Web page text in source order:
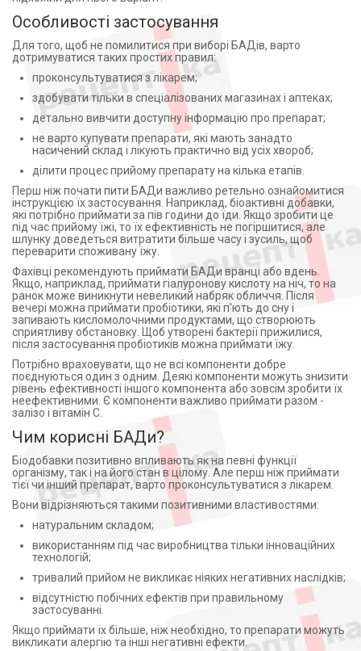
ТОВФармпланета, Україна (2)
АТ"Фармак", Україна (1)
BioMylz Pvt. Ltd., Індія (1)
Эртс Криейшен, США (2)
Валартин (1)
МЕДИКОФАРМА С.А. ПОЛЬША (2)
ГРОВ ФАРМ ООО УКРАИНА КИЕВ (1)
Эвалар (8)
Хелсівей Продакшн, Інк. (10)
БИО ЛАЙТ ООО УКРАИНА ЗАПОРОЖЬЕ (3)
Др. Тайсс Натурварен Гмбх, Німеччина (1)
Green Pharm Cosmetic (1)
НАТУР ПРОДУКТ ФАРМА С.П.ЗО.О ПОЛЬША (2)
ТОВ Здравофарм (5)
ПАТ ХФЗ Червона зірка (4)
ТОВ "Астрафарм", Україна на замовлення ТОВ
"Візус Фарм" (3)
ТОВ "ВІЗУС ФАРМ" (на потужностях ПП"МСК-
МЕД"), Україна (1)
Альбадор ГмбХ, Австрія (1)
ТОВ ФОРСАЖ ПЛЮС, Україна (2)
ТОВ НВО Фітобіотехнології (6)
КРИГЕР ПОЛЬСКА ООО СП ПОЛЬША (1)
СУПРАВИТЦ ЛАЙФСАИНСИЗ ПВТ ЛТД ИНДИЯ (3)
Экосвит-Ойл ООО (1)
Biodeal Pharmaceuticals Private Limited (2)
ПАНАЦЕЯ ХЕРБАЛС ИНДИЯ (1)
Бобокало С.В. ФОП (1)
Фарміа Оі, Фінляндія для Оріон Корпорейшн,
Фінляндія (2)
ТОВ "НВЛ "Фітопродукт"", Україна (1)
Хюбнер Натурарцнайміттель ГмбХ (1)
Корінь алтеї (1)
Корінь валеріани (1)
Корінь лопуха (1)
Кофе зеленый молотый (1)
Коэнзим (3)
Кульбаби коріння (2)
Куркума (1)
Куркумін С3 (1)
Кінський каштан (1)
Лаванда (1)
Лактобактерії (7)
Лактоза (2)
Лактоферин (3)
Ламінарія (2)
Левокарнітин (4)
Лецитин (8)
Лецитин соєвий (2)
Ликопин (1)
Лимонна кислота (3)
Лимонна кислота (1)
Липаза (1)
Листья мяты перечной (1)
Листя брусниці (2)
Листя кропиви (1)
Листя сени (1)
Листя шавлії (1)
Лушпиння насіння подорожника (1)
Лютеїн (5)
Лігнін (1)
Лізин (1)
М'ята (2)
Магния лактат дигидрат (1)
Магния цитрат (3)
Особливості застосування
Для того, щоб не помилитися при виборі БАДів, варто
дотримуватися таких простих правил:
проконсультуватися з лікарем;
здобувати тільки в спеціалізованих магазинах і аптеках;
детально вивчити доступну інформацію про препарат;
не варто купувати препарати, які мають занадто
насичений склад і лікують практично від усіх хвороб;
ділити процес прийому препарату на кілька етапів.
Перш ніж почати пити БАДи важливо ретельно ознайомитися
інструкцією їх застосування. Наприклад, біоактивні добавки,
які потрібно приймати за пів години до їди. Якщо зробити це
під час прийому їжі, то їх ефективність не погіршитися, але
шлунку доведеться витратити більше часу і зусиль, щоб
переварити споживану їжу.
Фахівці рекомендують приймати БАДи вранці або вдень.
Якщо, наприклад, приймати гіалуронову кислоту на ніч, то на
ранок може виникнути невеликий набряк обличчя. Після
вечері можна приймати пробіотики, які п'ють до сну і
запивають кисломолочними продуктами, що створюють
сприятливу обстановку. Щоб утворені бактерії прижилися,
після застосування пробіотиків можна приймати їжу.
Потрібно враховувати, що не всі компоненти добре
поєднуються один з одним. Деякі компоненти можуть знизити
рівень ефективності іншого компонента або зовсім зробити їх
неефективними. Є компоненти важливо приймати разом -
залізо і вітамін С.
Чим корисні БАДи?
Біодобавки позитивно впливають як на певні функції
організму, так і на його стан в цілому. Але перш ніж приймати
тієї чи інший препарат, варто проконсультуватися з лікарем.
Вони відрізняються такими позитивними властивостями:
натуральним складом;
використанням під час виробництва тільки інноваційних
технологій;
тривалий прийом не викликає ніяких негативних наслідків;
відсутністю побічних ефектів при правильному
застосуванні.
Якщо приймати їх більше, ніж необхідно, то препарати можуть
викликати алергію та інші негативні ефекти.